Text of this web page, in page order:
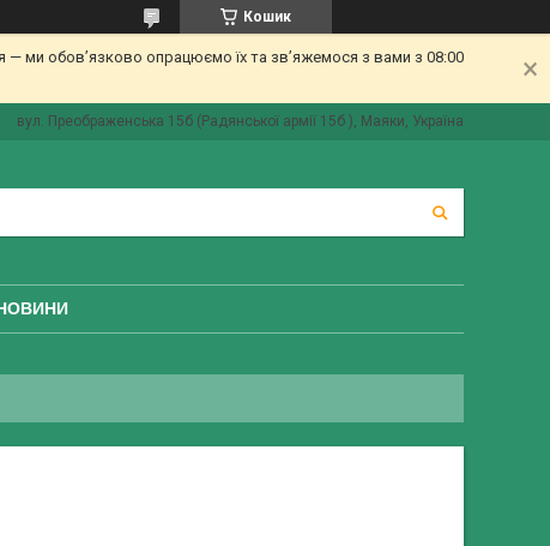
Кошик
ми обов’язково опрацюємо їх та зв’яжемося з вами з 08:00
вул. Преображенська 15б (Радянської армії 15б ), Маяки, Україна